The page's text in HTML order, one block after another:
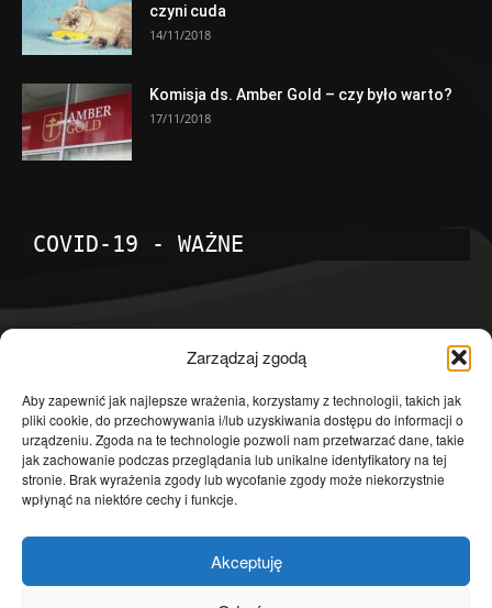
Zarządzaj zgodą
Aby zapewnić jak najlepsze wrażenia, korzystamy z technologii, takich jak
pliki cookie, do przechowywania i/lub uzyskiwania dostępu do informacji o
urządzeniu. Zgoda na te technologie pozwoli nam przetwarzać dane, takie
jak zachowanie podczas przeglądania lub unikalne identyfikatory na tej
stronie. Brak wyrażenia zgody lub wycofanie zgody może niekorzystnie
wpłynąć na niektóre cechy i funkcje.
Akceptuję
czyni cuda
14/11/2018
Komisja ds. Amber Gold – czy było warto?
17/11/2018
COVID-19 - WAŻNE
Temat dnia
4601
Publicystyka
4363
Polityka
3639
Polska
Społeczeństwo
2823